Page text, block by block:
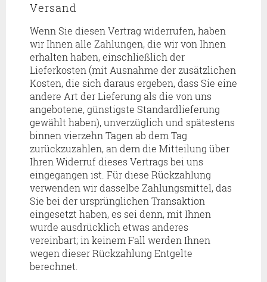
Versand
Wenn Sie diesen Vertrag widerrufen, haben
wir Ihnen alle Zahlungen, die wir von Ihnen
erhalten haben, einschließlich der
Lieferkosten (mit Ausnahme der zusätzlichen
Kosten, die sich daraus ergeben, dass Sie eine
andere Art der Lieferung als die von uns
angebotene, günstigste Standardlieferung
gewählt haben), unverzüglich und spätestens
binnen vierzehn Tagen ab dem Tag
zurückzuzahlen, an dem die Mitteilung über
Ihren Widerruf dieses Vertrags bei uns
eingegangen ist. Für diese Rückzahlung
verwenden wir dasselbe Zahlungsmittel, das
Sie bei der ursprünglichen Transaktion
eingesetzt haben, es sei denn, mit Ihnen
wurde ausdrücklich etwas anderes
vereinbart; in keinem Fall werden Ihnen
wegen dieser Rückzahlung Entgelte
berechnet.